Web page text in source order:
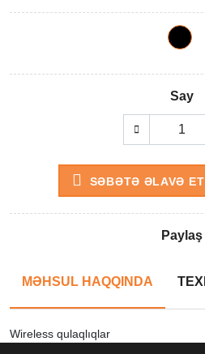
Say
SƏBƏTƏ ƏLAVƏ ET
Paylaş
MƏHSUL HAQQINDA
Wireless qulaqlıqlar